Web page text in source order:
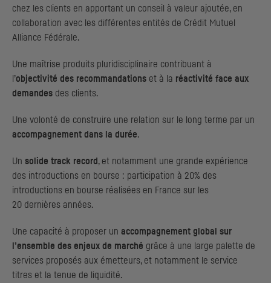
chez les clients en apportant un conseil à valeur ajoutée, en
collaboration avec les différentes entités de Crédit Mutuel
Alliance Fédérale.
Une maîtrise produits pluridisciplinaire contribuant à
l’objectivité des recommandations et à la réactivité face aux
demandes des clients.
Une volonté de construire une relation sur le long terme par un
accompagnement dans la durée.
Un solide track record , et notamment une grande expérience
des introductions en bourse : participation à 20% des
introductions en bourse réalisées en France sur les
20 dernières années.
Une capacité à proposer un accompagnement global sur
l’ensemble des enjeux de marché grâce à une large palette de
services proposés aux émetteurs, et notamment le service
titres et la tenue de liquidité.